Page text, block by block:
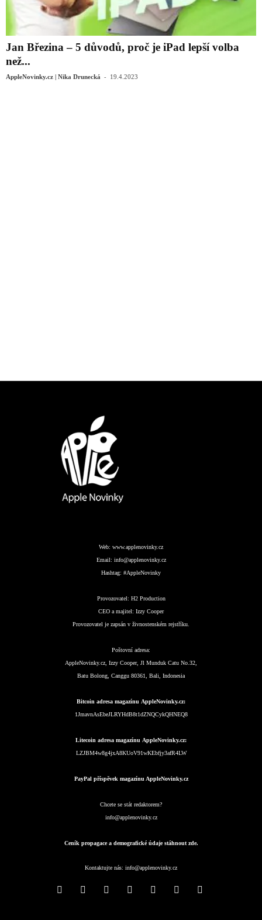
Jan Březina – 5 důvodů, proč je iPad lepší volba
než...
AppleNovinky.cz | Nika Drunecká - 19.4.2023
Web: www.applenovinky.cz
Email: info@applenovinky.cz
Hashtag: #AppleNovinky
Provozovatel: H2 Production
CEO a majitel: Izzy Cooper
Provozovatel je zapsán v živnostenském rejstříku.
Poštovní adresa:
AppleNovinky.cz, Izzy Cooper, Jl Munduk Catu No.32,
Batu Bolong, Canggu 80361, Bali, Indonesia
Bitcoin adresa magazínu AppleNovinky.cz:
1JmavnAsEbeJLRYHdB8t1dZNQCykQHNEQ8
Litecoin adresa magazínu AppleNovinky.cz:
LZJBM4w8g4jxA8KUoV91wKEbfjy3afR4LW
PayPal příspěvek magazínu AppleNovinky.cz
Chcete se stát redaktorem?
info@applenovinky.cz
Ceník propagace a demografické údaje stáhnout zde.
Kontaktujte nás: info@applenovinky.cz